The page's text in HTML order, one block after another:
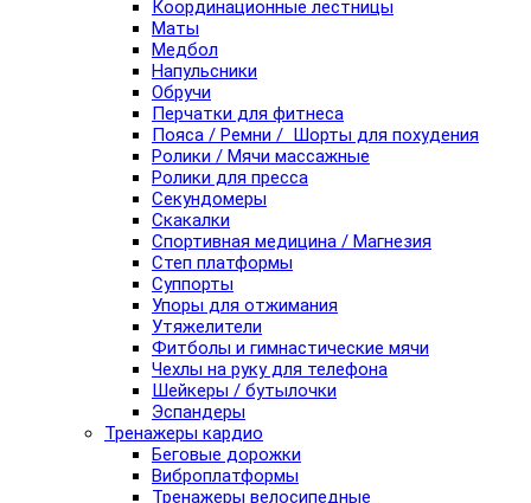
Координационные лестницы
Маты
Медбол
Напульсники
Обручи
Перчатки для фитнеса
Пояса / Ремни / Шорты для похудения
Ролики / Мячи массажные
Ролики для пресса
Секундомеры
Скакалки
Спортивная медицина / Магнезия
Степ платформы
Суппорты
Упоры для отжимания
Утяжелители
Фитболы и гимнастические мячи
Чехлы на руку для телефона
Шейкеры / бутылочки
Эспандеры
Тренажеры кардио
Беговые дорожки
Виброплатформы
Тренажеры велосипедные